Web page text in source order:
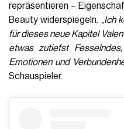
repräsentieren –
Beauty widerspiegeln. „Ich
für dieses neue Kapitel
etwas zutiefst
Emotionen und
Schauspieler.